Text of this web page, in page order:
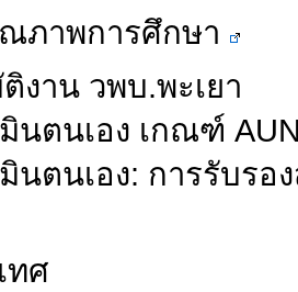
ภาพการศึกษา
งาน วพบ.พะเยา
มินตนเอง เกณฑ์
นตนเอง: การรับร
ทศ